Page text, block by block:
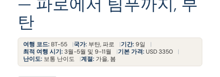
탄
여행 코드: BT-55 국가: 부탄, 파로 기간:9일
최적 여행 시기:3월-5월 및 9-11월 기본 가격:USD 3350
난이도: 보통 난이도 계절: 가을, 봄